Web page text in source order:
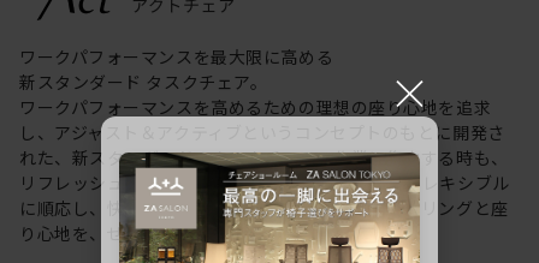
ワークパフォーマンスを最大限に高める
新スタンダード タスクチェア。
ワークパフォーマンスを高めるための理想の座り心地を追求
し、アジャスト＆アクティブというコンセプトのもとに開発さ
れた、新スタンダードのタスクチェア。作業に集中する時も、
リフレッシュする時も、座る姿勢や身体の動きにフレキシブル
に順応し、快適にサポートします。新感覚のスタイリングと座
り心地を、ぜひご体感ください。
×